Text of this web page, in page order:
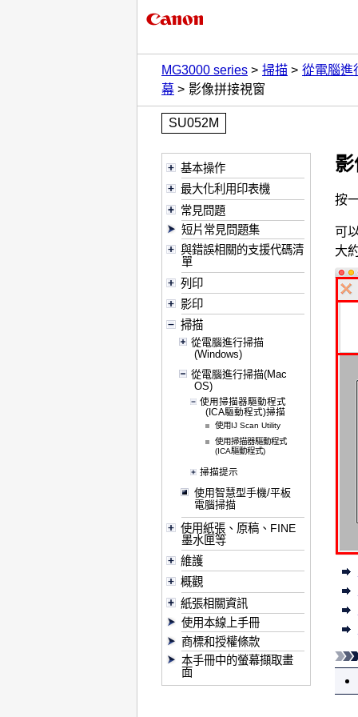
MG3000 series 掃描
從電腦進
幕
影像拼接視窗
SU052M
基本操作
最大化利用印表機
常見問題
短片常見問題集
與錯誤相關的支援代碼清
單
列印
影印
掃描
從電腦進行掃描
(Windows)
從電腦進行掃描(Mac
OS)
使用掃描器驅動程式
(ICA驅動程式)掃描
使用IJ Scan Utility
使用掃描器驅動程式
(ICA驅動程式)
掃描提示
使用智慧型手機/平板
電腦掃描
使用紙張、原稿、FINE
墨水匣等
維護
概觀
紙張相關資訊
使用本線上手冊
商標和授權條款
本手冊中的螢幕擷取畫
面
按
可
大